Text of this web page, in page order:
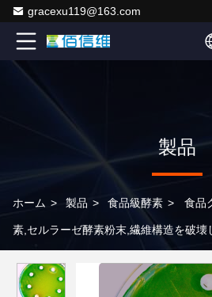
gracexu119@163.com
製品
ホーム > 製品 > 食品級酵素 > 食品
素,セルラーゼ酵素粉末,繊維構造を破壊
ます.